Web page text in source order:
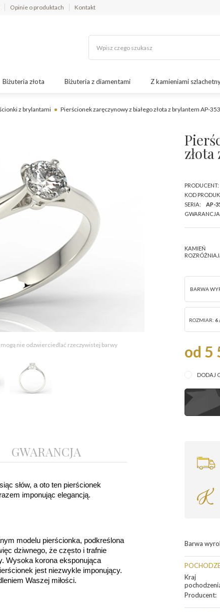
Opinie o produktach Kontakt
Biżuteria złota Biżuteria z diamentami Z kamieniami
z brylantami Pierścionek zaręczynowy z białego złota z brylantem AP-
nie odzwierciedlać rzeczywistej barwy
PRODUCENT:
KOD
SERIA:
AP-
KAMIEŃ
BARWA
ROZMIAR: 6
od 5
DODAJ
Barwa
Kraj
Producent:
GWARANCJA
słów, a oto ten pierścionek
imponując elegancją.
modelu pierścionka, podkreślona
dziwnego, że często i trafnie
Wysoka korona eksponująca
jest niezwykle imponujący.
Waszej miłości.